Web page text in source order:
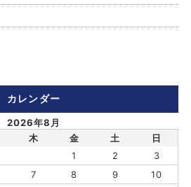
カレンダー
2026年8月
木 金 土
日
1
2
3
7 8 9
10